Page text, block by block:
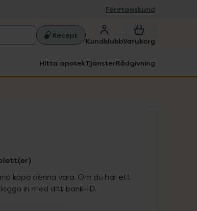
Företagskund
Recept
KundklubbVarukorg
Hitta apotekTjänsterRådgivning
köpa denna vara. Om du har ett
in med ditt bank-ID.